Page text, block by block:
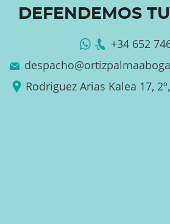
DEFENDEMOS
+34 652
Rodriguez Arias Kalea 17,